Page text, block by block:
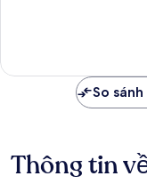
So
Thông tin